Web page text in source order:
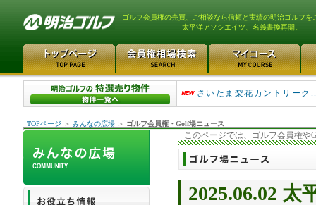
ゴルフ会員権の売買、ご相談なら信頼と実績の明治ゴルフを
太平洋アソシエイツ、名義書換再開。
平塚富士見カントリーク
さいたま梨花カントリーク
TOPページ ＞ みんなの広場 ＞ ゴルフ会員権・Golf場ニュース
このページでは、ゴルフ会員権や
2025.06.02